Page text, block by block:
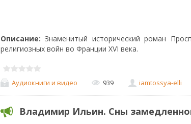
Описание: Знаменитый исторический роман
религиозных войн во Франции XVI века.
Аудиокниги и видео 939 iamtossya-elli
Владимир Ильин. Сны